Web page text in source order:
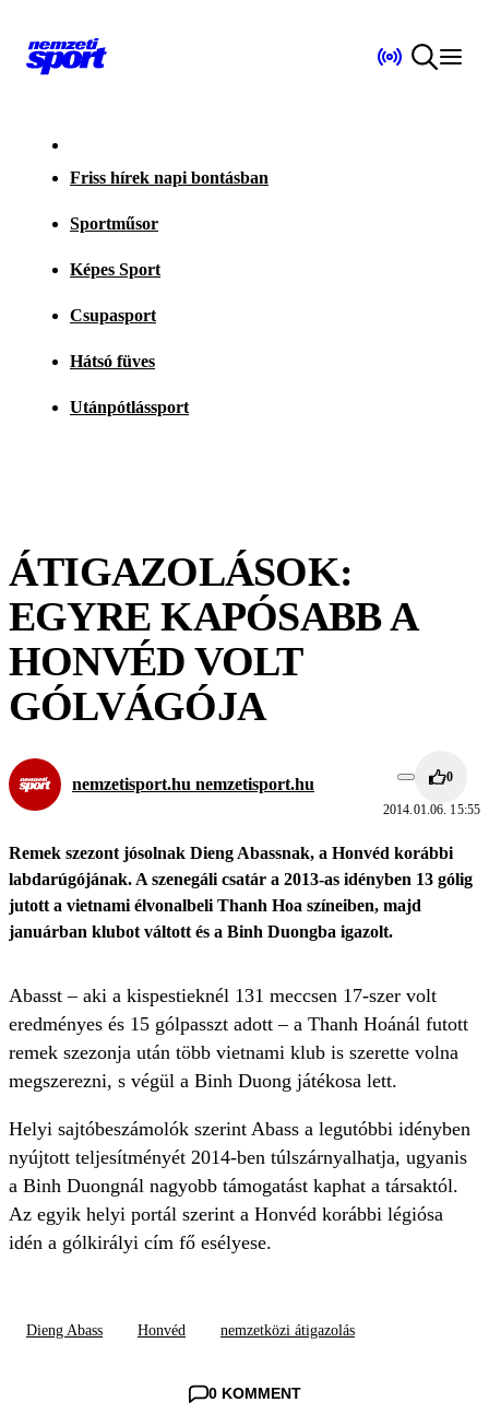
Friss hírek napi bontásban
Sportműsor
Képes Sport
Csupasport
Hátsó füves
Utánpótlássport
ÁTIGAZOLÁSOK:
EGYRE KAPÓSABB A
HONVÉD VOLT
GÓLVÁGÓJA
nemzetisport.hu nemzetisport.hu 0
2014.01.06. 15:55
Remek szezont jósolnak Dieng Abassnak, a Honvéd korábbi
labdarúgójának. A szenegáli csatár a 2013-as idényben 13 gólig
jutott a vietnami élvonalbeli Thanh Hoa színeiben, majd
januárban klubot váltott és a Binh Duongba igazolt.
Abasst – aki a kispestieknél 131 meccsen 17-szer volt
eredményes és 15 gólpasszt adott – a Thanh Hoánál futott
remek szezonja után több vietnami klub is szerette volna
megszerezni, s végül a Binh Duong játékosa lett.
Helyi sajtóbeszámolók szerint Abass a legutóbbi idényben
nyújtott teljesítményét 2014-ben túlszárnyalhatja, ugyanis
a Binh Duongnál nagyobb támogatást kaphat a társaktól.
Az egyik helyi portál szerint a Honvéd korábbi légiósa
idén a gólkirályi cím fő esélyese.
Dieng Abass Honvéd nemzetközi átigazolás
0 KOMMENT